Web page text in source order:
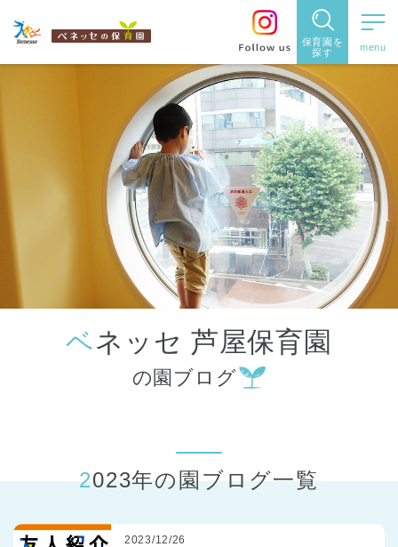
保育園を
探す
保育園を探す
住所・駅
名から探
す
都道府県
から探す
ベネッセ 芦屋保育園
の園ブログ
2023年の園ブログ一覧
2023/12/26